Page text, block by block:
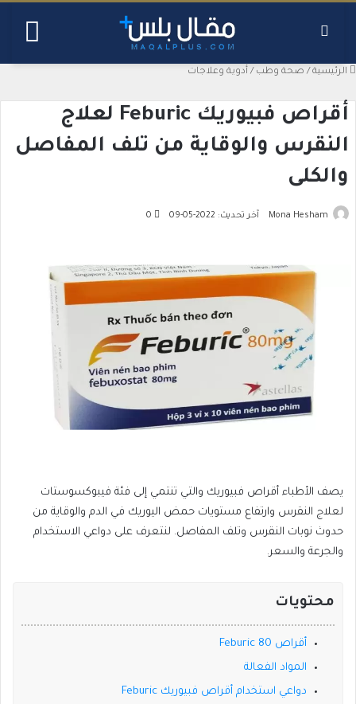
الرئيسية / صحة وطب / أدوية وعلاجات
أقراص فبيوريك Feburic لعلاج
النقرس والوقاية من تلف المفاصل
والكلى
Mona Hesham آخر تحديث: 2022-05-09 0
يصف الأطباء أقراص فبيوريك والتي تنتمي إلى فئة فيبوكسوستات
لعلاج النقرس وارتفاع مستويات حمض اليوريك في الدم والوقاية من
حدوث نوبات النقرس وتلف المفاصل. لنتعرف على دواعي الاستخدام
والجرعة والسعر.
محتويات
أقراص Feburic 80
المواد الفعالة
دواعي استخدام أقراص فبيوريك Feburic